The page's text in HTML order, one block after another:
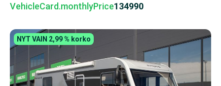
VehicleCard.monthlyPrice134990
NYT VAIN 2,99 % korko